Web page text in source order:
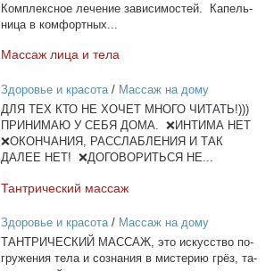
Ком­плекс­ное ле­че­ние за­ви­си­мо­стей. Ка­пель­
ни­ца в ком­форт­ных...
Мас­саж ли­ца и те­ла
Здоровье и красота/ Массаж на дому
ДЛЯ ТЕХ КТО НЕ ХОЧЕТ МНОГО ЧИТАТЬ!)))
ПРИНИМАЮ У СЕБЯ ДОМА. ❌ИНТИМА НЕТ
❌ОКОНЧАНИЯ, РАССЛАБЛЕНИЯ И ТАК
ДАЛЕЕ НЕТ! ❌ДОГОВОРИТЬСЯ НЕ...
Тан­три­че­ский мас­саж
Здоровье и красота/ Массаж на дому
ТАНТРИЧЕСКИЙ МАССАЖ, это ис­кус­ство по­
гру­же­ния те­ла и со­зна­ния в ми­сте­рию грёз, та­